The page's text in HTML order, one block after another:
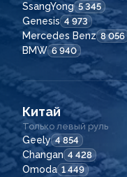
SsangYong 5 345
Genesis 4 973
Mercedes Benz 8 056
BMW 6 940
Китай
Только левый руль
Geely 4 854
Changan 4 428
Omoda 1 449